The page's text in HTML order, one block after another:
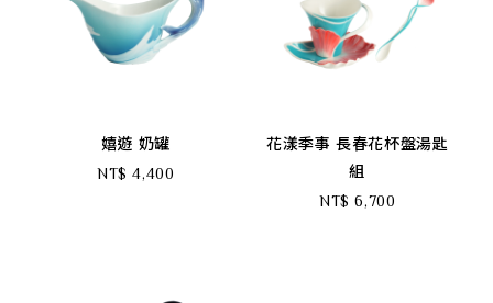
嬉遊 奶罐
NT$ 4,400
花漾季事 長春花杯盤湯匙
組
NT$ 6,700